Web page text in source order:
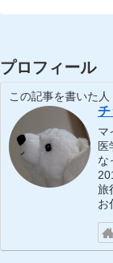
プロフィール
この記事を書いた人
チ
マ
医
な
旅
お